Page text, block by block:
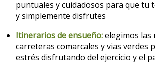
puntuales y cuidadosos para que tu
y simplemente disfrutes
Itinerarios de ensueño:elegimos las
carreteras comarcales y vias verdes
estrés disfrutando del ejercicio y el